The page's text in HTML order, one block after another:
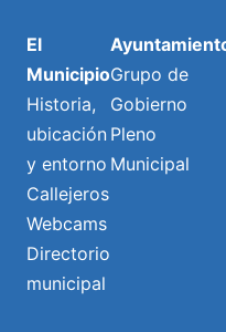
El
Municipio
Historia,
ubicación
y entorno
Callejeros
Webcams
Directorio
municipal
Grupo de
Gobierno
Pleno
Municipal